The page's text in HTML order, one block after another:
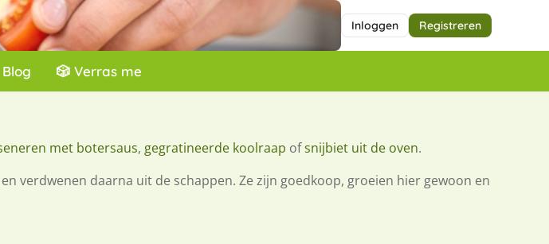
Inloggen Registreren
Blog 🎲 Verras me
met botersaus, gegratineerde koolraap ofsnijbiet uit de oven.
verdwenen daarna uit de schappen. Ze zijn goedkoop, groeien hier gewoon en